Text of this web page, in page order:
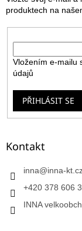
produktech na
Vložením e-mailu
údajů
PŘIHLÁSIT SE
Kontakt
inna@inna-
+420 378 606
INNA